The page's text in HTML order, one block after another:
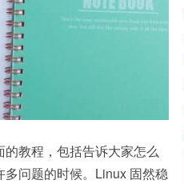
教程，包括告诉大家怎么
问题的时候。Linux 固然稳